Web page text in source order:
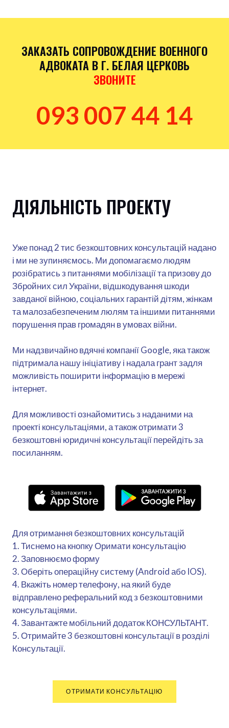
ЗАКАЗАТЬ СОПРОВОЖДЕНИЕ ВОЕННОГО
АДВОКАТА В Г. БЕЛАЯ ЦЕРКОВЬ
ЗВОНИТЕ
093 007 44 14
ДІЯЛЬНІСТЬ ПРОЕКТУ
Уже понад 2 тис безкоштовних консультацій надано
і ми не зупиняємось. Ми допомагаємо людям
розібратись з питаннями мобілізації та призову до
Збройних сил України, відшкодування шкоди
завданої війною, соціальних гарантій дітям, жінкам
та малозабезпеченим люлям та іншими питаннями
порушення прав громадян в умовах війни.
Ми надзвичайно вдячні компанії Google, яка також
підтримала нашу ініціативу і надала грант задля
можливість поширити інформацію в мережі
інтернет.
Для можливості ознайомитись з наданими на
проекті консультаціями, а також отримати 3
безкоштовні юридичні консультації перейдіть за
посиланням.
Для отримання безкоштовних консультацій
1. Тиснемо на кнопку Оримати консультацію
2. Заповнюємо форму
3. Оберіть операційну систему (Android або IOS).
4. Вкажіть номер телефону, на який буде
відправлено реферальний код з безкоштовними
консультаціями.
4. Завантажте мобільний додаток КОНСУЛЬТАНТ.
5. Отримайте 3 безкоштовні консультації в розділі
Консультації.
ОТРИМАТИ КОНСУЛЬТАЦІЮ